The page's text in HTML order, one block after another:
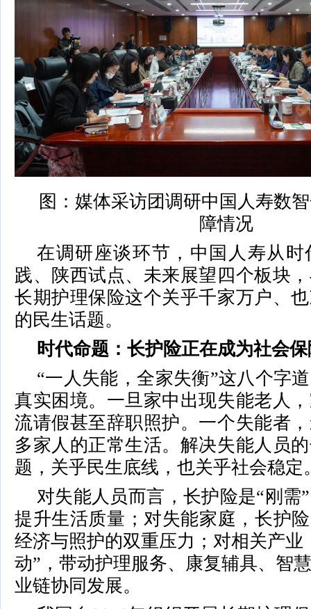
图：媒体采访团调研中国人寿数
障情况
在调研座谈环节，中国人寿从时
践、陕西试点、未来展望四个板块
长期护理保险这个关乎千家万户、
的民生话题。
时代命题：长护险正在成为社会
“一人失能，全家失衡”这八个字
真实困境。一旦家中出现失能老人
流请假甚至辞职照护。一个失能者
多家人的正常生活。解决失能人员
题，关乎民生底线，也关乎社会稳定
对失能人员而言，长护险是“刚需
提升生活质量；对失能家庭，长护
经济与照护的双重压力；对相关产业
动”，带动护理服务、康复辅具、智
业链协同发展。